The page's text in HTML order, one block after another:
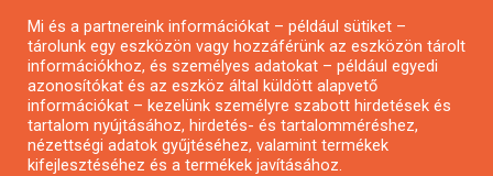
Pályázatírás civil szervezeteknek
Pályázatírás önkormányzatoknak
Pályázatfigyelés
Specifikus pályázatfigyelés vagy hírlevél
Mi és a partnereink információkat – például sütiket –
tárolunk egy eszközön vagy hozzáférünk az eszközön tárolt
információkhoz, és személyes adatokat – például egyedi
azonosítókat és az eszköz által küldött alapvető
információkat – kezelünk személyre szabott hirdetések és
tartalom nyújtásához, hirdetés- és tartalomméréshez,
nézettségi adatok gyűjtéséhez, valamint termékek
kifejlesztéséhez és a termékek javításához.